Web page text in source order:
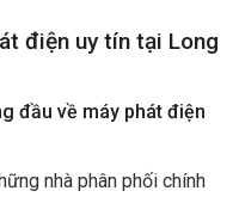
điện uy tín tại Long
đầu về máy phát điện
nhà phân phối chính